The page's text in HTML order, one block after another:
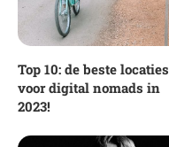
Top 10: de beste locaties
voor digital nomads in
2023!